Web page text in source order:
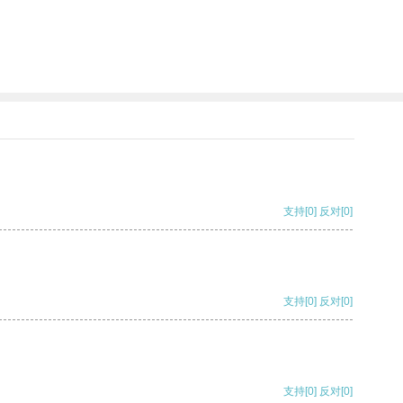
支持[0] 反对[0]
支持[0] 反对[0]
支持[0] 反对[0]